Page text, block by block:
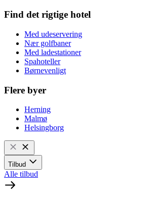
Find det rigtige hotel
Med udeservering
Nær golfbaner
Med ladestationer
Spahoteller
Børnevenligt
Flere byer
Herning
Malmø
Helsingborg
Tilbud
Alle tilbud